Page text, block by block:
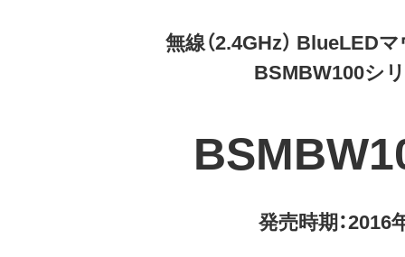
無線（2.4GHz）
BSMBW100シ
発売時期：2016